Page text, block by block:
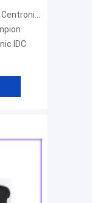
IDC
IDC